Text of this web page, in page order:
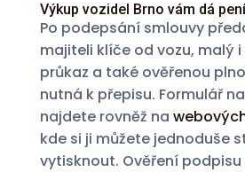
Výkup vozidel Brno vám dá
Po podepsání smlouvy
majiteli klíče od vozu, malý
průkaz a také ověřenou
nutná k přepisu. Formulář
najdete rovněž na
kde si ji můžete jednoduše
vytisknout. Ověření